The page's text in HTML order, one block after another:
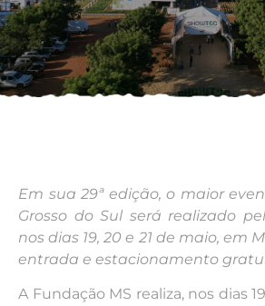
Em sua 29ª edição, o maior
Grosso do Sul será realizado
nos dias 19, 20 e 21 de maio, em
entrada e estacionamento
A Fundação MS realiza, nos dias